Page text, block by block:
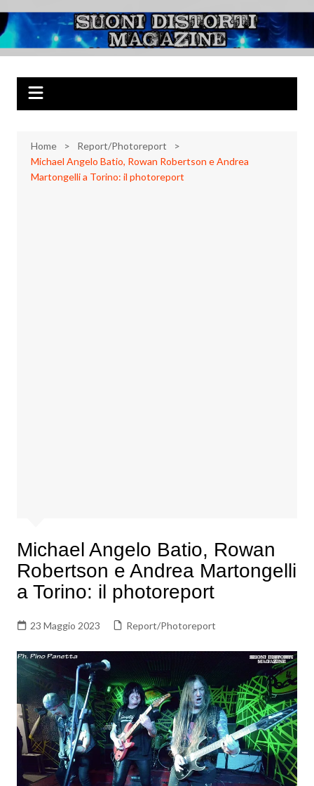
al
contenuto
Suoni Distorti
Magazine
Musica Rock, Metal, Punk e varie sonorità alternative
Home
Report/Photoreport
Michael Angelo Batio, Rowan Robertson e Andrea
Martongelli a Torino: il photoreport
Michael Angelo Batio, Rowan
Robertson e Andrea Martongelli
a Torino: il photoreport
23 Maggio 2023 Report/Photoreport